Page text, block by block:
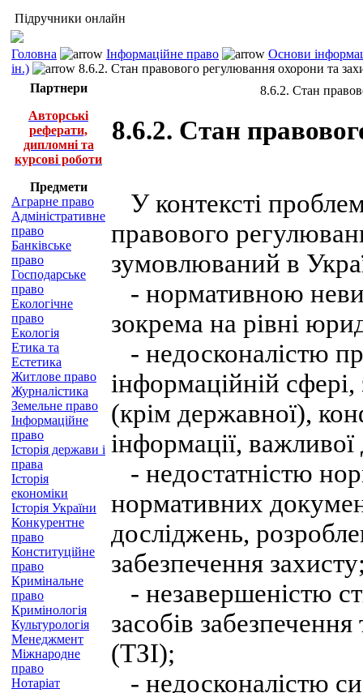
Підручники онлайн
Головна Інформаційне право
Основи
ін.)
8.6.2. Стан правового регулювання охорони та
Партнери
Авторські
реферати,
дипломні та
курсові роботи
Предмети
Аграрне право
Адміністративне
право
Банківське
право
Господарське
право
Екологічне
право
Екологія
Етика та
Естетика
Житлове право
Журналістика
Земельне право
Інформаційне
право
Історія держави і
права
Історія
економіки
Історія України
Конкурентне
право
Конституційне
право
Кримінальне
право
Кримінологія
Культурологія
Менеджмент
Міжнародне
право
Нотаріат
8.6.2. Стан
8.6.2. Стан
У контексті
правового
зумовлюваний в
- нормативною
зокрема на рівні
- недосконалістю
інформаційній
(крім державної),
інформації,
- недостатністю
нормативних
досліджень,
забезпечення
- незавершеністю
засобів
(ТЗІ);
- недосконалістю